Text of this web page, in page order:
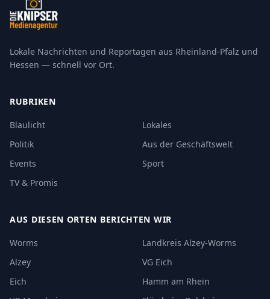
Lokale Nachrichten und Reportagen aus Rheinland-Pfalz und
Hessen — schnell vor Ort.
RUBRIKEN
Blaulicht
Lokales
Politik
Aus der Geschäftswelt
Events
Sport
TV & Promis
AUS DIESEN ORTEN BERICHTEN WIR
Worms
Landkreis Alzey-Worms
Alzey
VG Eich
Eich
Hamm am Rhein